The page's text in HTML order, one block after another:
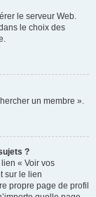
le serveur Web.
le choix des
un membre ».
?
« Voir vos
sur le lien
propre page de profil